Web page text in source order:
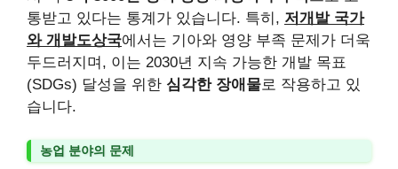
통받고 있다는 통계가 있습니다. 특히, 저개발 국가
와 개발도상국에서는 기아와 영양 부족 문제가 더욱
두드러지며, 이는 2030년 지속 가능한 개발 목표
(SDGs) 달성을 위한 심각한 장애물로 작용하고 있
습니다.
농업 분야의 문제